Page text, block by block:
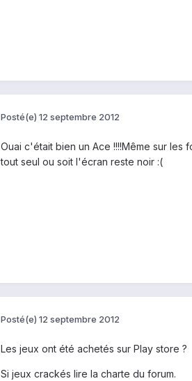
Posté(e) 12 septembre 2012
Ouai c'était bien un Ace !!!!Même sur les
tout seul ou soit l'écran reste noir :(
Posté(e) 12 septembre 2012
Les jeux ont été achetés sur Play store ?
Si jeux crackés lire la charte du forum.